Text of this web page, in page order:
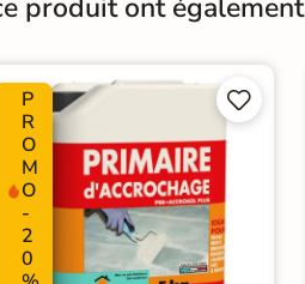
carrelage
produit ont
P
R
O
M
O
-
2
0

